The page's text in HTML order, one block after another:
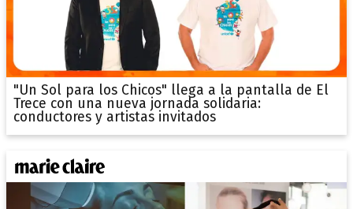
"Un Sol para los Chicos" llega a la pantalla de El
Trece con una nueva jornada solidaria:
conductores y artistas invitados